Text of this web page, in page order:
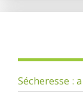
Sécheresse :